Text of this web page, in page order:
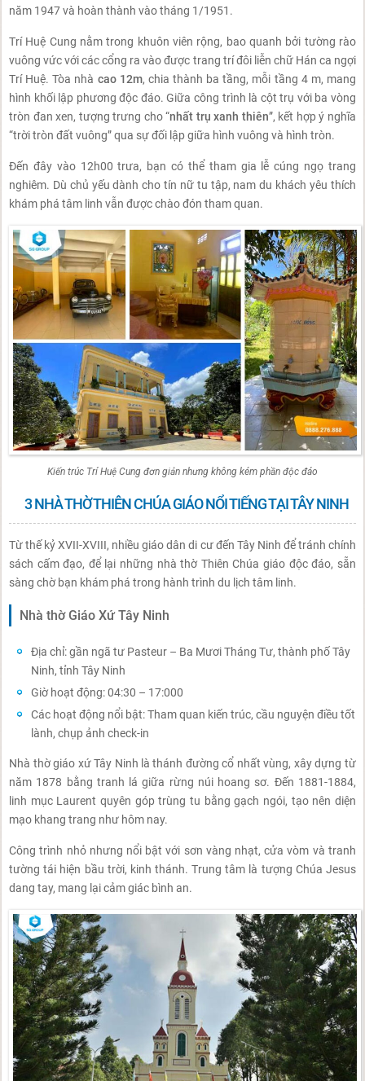
năm 1947 và hoàn thành vào tháng 1/1951.
Trí Huệ Cung nằm trong khuôn viên rộng, bao quanh bởi tường rào
vuông vức với các cổng ra vào được trang trí đôi liễn chữ Hán ca ngợi
Trí Huệ. Tòa nhà cao 12m, chia thành ba tầng, mỗi tầng 4 m, mang
hình khối lập phương độc đáo. Giữa công trình là cột trụ với ba vòng
tròn đan xen, tượng trưng cho “nhất trụ xanh thiên”, kết hợp ý nghĩa
“trời tròn đất vuông” qua sự đối lập giữa hình vuông và hình tròn.
Đến đây vào 12h00 trưa, bạn có thể tham gia lễ cúng ngọ trang
nghiêm. Dù chủ yếu dành cho tín nữ tu tập, nam du khách yêu thích
khám phá tâm linh vẫn được chào đón tham quan.
Kiến trúc Trí Huệ Cung đơn giản nhưng không kém phần độc đáo
3 NHÀ THỜ THIÊN CHÚA GIÁO NỔI TIẾNG TẠI TÂY NINH
Từ thế kỷ XVII-XVIII, nhiều giáo dân di cư đến Tây Ninh để tránh chính
sách cấm đạo, để lại những nhà thờ Thiên Chúa giáo độc đáo, sẵn
sàng chờ bạn khám phá trong hành trình du lịch tâm linh.
Nhà thờ Giáo Xứ Tây Ninh
Địa chỉ: gần ngã tư Pasteur – Ba Mươi Tháng Tư, thành phố Tây
Ninh, tỉnh Tây Ninh
Giờ hoạt động: 04:30 – 17:000
Các hoạt động nổi bật: Tham quan kiến trúc, cầu nguyện điều tốt
lành, chụp ảnh check-in
Nhà thờ giáo xứ Tây Ninh là thánh đường cổ nhất vùng, xây dựng từ
năm 1878 bằng tranh lá giữa rừng núi hoang sơ. Đến 1881-1884,
linh mục Laurent quyên góp trùng tu bằng gạch ngói, tạo nên diện
mạo khang trang như hôm nay.
Công trình nhỏ nhưng nổi bật với sơn vàng nhạt, cửa vòm và tranh
tường tái hiện bầu trời, kinh thánh. Trung tâm là tượng Chúa Jesus
dang tay, mang lại cảm giác bình an.